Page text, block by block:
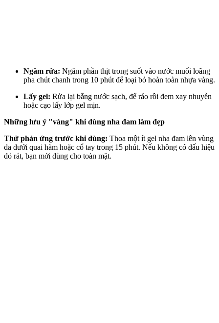
Ngâm rửa: Ngâm phần thịt trong suốt vào nước muối loãng
pha chút chanh trong 10 phút để loại bỏ hoàn toàn nhựa vàng.
Lấy gel: Rửa lại bằng nước sạch, để ráo rồi đem xay nhuyễn
hoặc cạo lấy lớp gel mịn.
Những lưu ý "vàng" khi dùng nha đam làm đẹp
Thử phản ứng trước khi dùng: Thoa một ít gel nha đam lên vùng
da dưới quai hàm hoặc cổ tay trong 15 phút. Nếu không có dấu hiệu
đỏ rát, bạn mới dùng cho toàn mặt.